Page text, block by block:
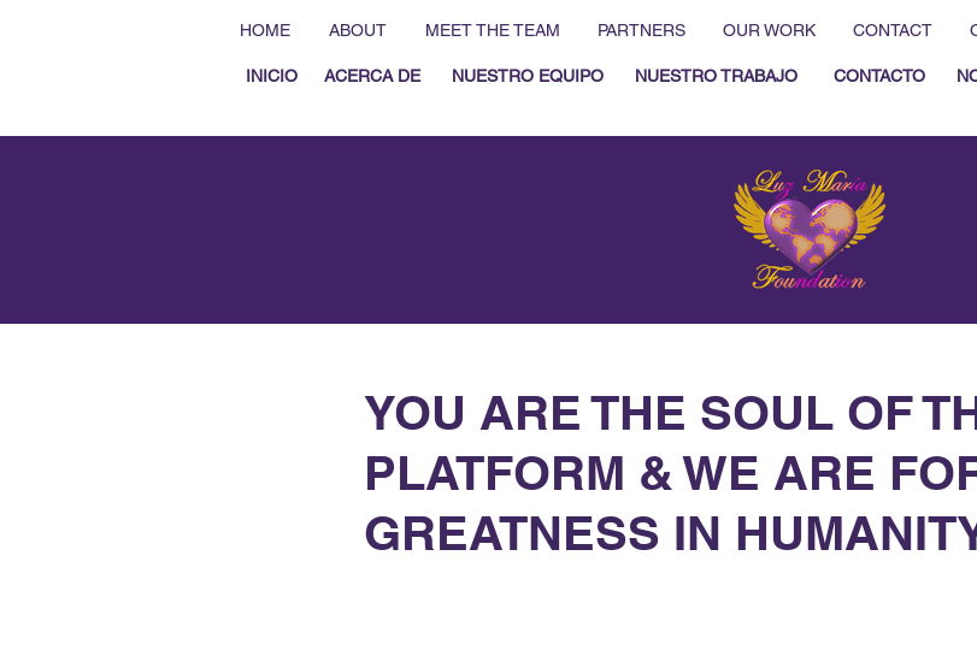
HOME ABOUT MEET THE TEAM PARTNERS OUR WORK CONTACT
INICIO ACERCA DE NUESTRO EQUIPO NUESTRO TRABAJO CONTACTO
YOU ARE THE SOUL OF
PLATFORM & WE ARE
GREATNESS IN